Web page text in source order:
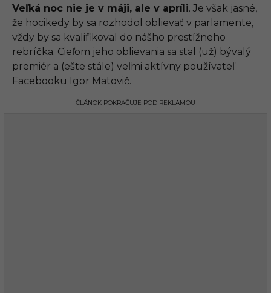
Veľká noc nie je v máji, ale v apríli. Je však jasné,
že hocikedy by sa rozhodol oblievať v parlamente,
vždy by sa kvalifikoval do nášho prestížneho
rebríčka. Cieľom jeho oblievania sa stal (už) bývalý
premiér a (ešte stále) veľmi aktívny používateľ
Facebooku Igor Matovič.
ČLÁNOK POKRAČUJE POD REKLAMOU